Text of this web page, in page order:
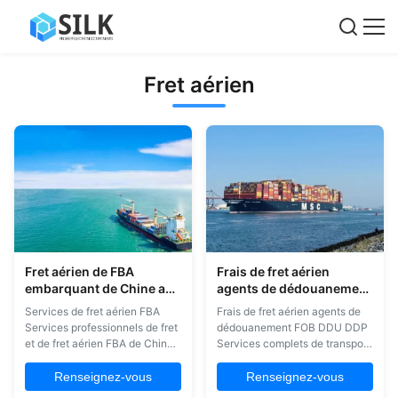
Fret aérien
Fret aérien de FBA
embarquant de Chine aux
Etats-Unis l'Europe
Allemagne R-U France
Pays-Bas Pologne
Services de fret aérien FBA
Services professionnels de fret
et de fret aérien FBA de Chine
l'Allemagne, le Royaume-Uni,
la France, les Pays-Bas et la
Renseignez-vous
Frais de fret aérien
agents de dédouanement
FOB DDU DDP
Frais de fret aérien agents de
dédouanement FOB DDU DDP
Services complets de transport
et de dédouanement avec des
conditions commerciales
Renseignez-vous